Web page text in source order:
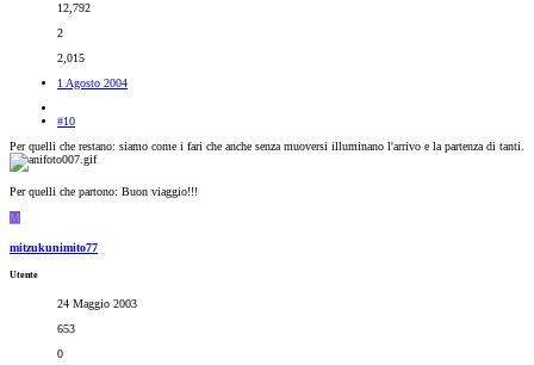
12,792
2
2,015
1 Agosto 2004
#10
Per quelli che restano: siamo come i fari che anche senza muoversi illuminano l'arrivo e la partenza di tanti.
Per quelli che partono: Buon viaggio!!!
M
mitzukunimito77
Utente
24 Maggio 2003
653
0